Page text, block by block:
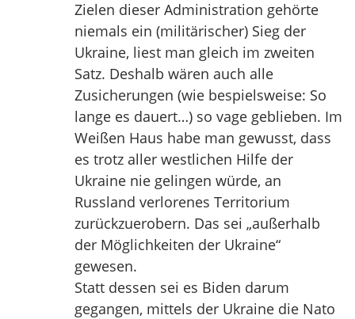
Zielen dieser Administration gehörte
niemals ein (militärischer) Sieg der
Ukraine, liest man gleich im zweiten
Satz. Deshalb wären auch alle
Zusicherungen (wie bespielsweise: So
lange es dauert…) so vage geblieben. Im
Weißen Haus habe man gewusst, dass
es trotz aller westlichen Hilfe der
Ukraine nie gelingen würde, an
Russland verlorenes Territorium
zurückzuerobern. Das sei „außerhalb
der Möglichkeiten der Ukraine“
gewesen.
Statt dessen sei es Biden darum
gegangen, mittels der Ukraine die Nato